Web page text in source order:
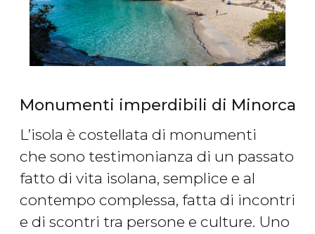
Monumenti imperdibili di Minorca
L’isola è costellata di monumenti
che sono testimonianza di un passato
fatto di vita isolana, semplice e al
contempo complessa, fatta di incontri
e di scontri tra persone e culture. Uno